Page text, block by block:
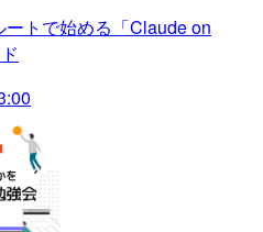
ートで始める「Claude on